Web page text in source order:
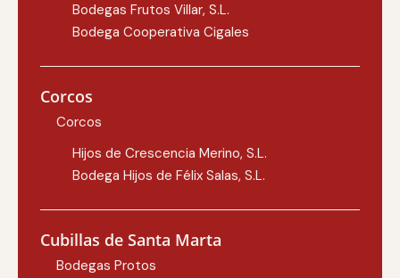
Bodegas Frutos Villar, S.L.
Bodega Cooperativa Cigales
Corcos
Corcos
Hijos de Crescencia Merino, S.L.
Bodega Hijos de Félix Salas, S.L.
Cubillas de Santa Marta
Bodegas Protos